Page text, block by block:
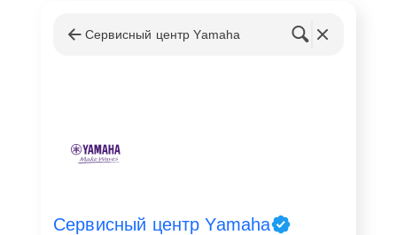
Сервисный центр Yamaha
Сервисный центр Yamaha